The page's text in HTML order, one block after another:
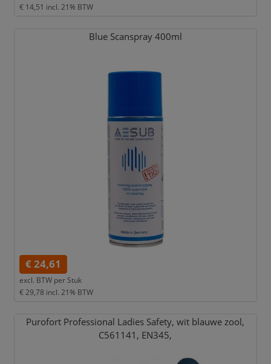
€ 14,51 incl. 21% BTW
Blue Scanspray 400ml
€ 24,61
excl. BTW per Stuk
€ 29,78 incl. 21% BTW
Purofort Professional Ladies Safety, wit blauwe zool,
C561141, EN345,